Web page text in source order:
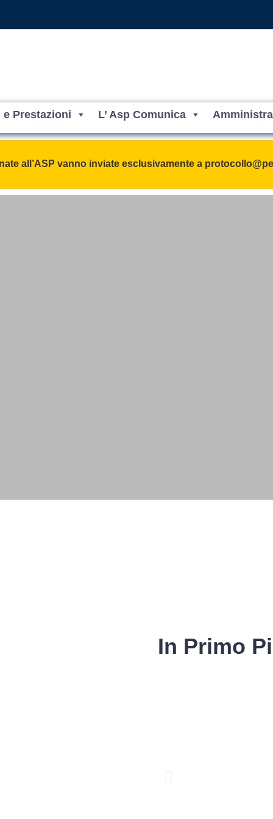
e Prestazioni L’ Asp Comunica
all’ASP vanno inviate esclusivamente a
In Primo